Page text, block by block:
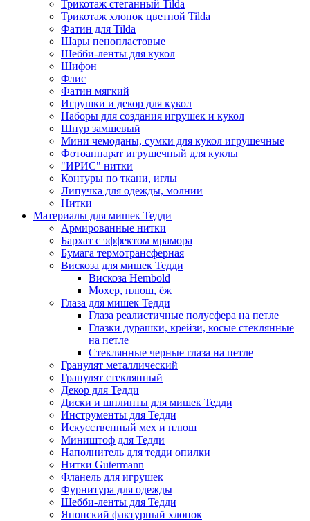
Трикотаж стеганный Tilda
Трикотаж хлопок цветной Tilda
Фатин для Tilda
Шары пенопластовые
Шебби-ленты для кукол
Шифон
Флис
Фатин мягкий
Игрушки и декор для кукол
Наборы для создания игрушек и кукол
Шнур замшевый
Мини чемоданы, сумки для кукол игрушечные
Фотоаппарат игрушечный для куклы
"ИРИС" нитки
Контуры по ткани, иглы
Липучка для одежды, молнии
Нитки
Материалы для мишек Тедди
Армированные нитки
Бархат с эффектом мрамора
Бумага термотрансферная
Вискоза для мишек Тедди
Вискоза Hembold
Мохер, плюш, ёж
Глаза для мишек Тедди
Глаза реалистичные полусфера на петле
Глазки дурашки, крейзи, косые стеклянные
на петле
Стеклянные черные глаза на петле
Гранулят металлический
Гранулят стеклянный
Декор для Тедди
Диски и шплинты для мишек Тедди
Инструменты для Тедди
Искусственный мех и плюш
Миништоф для Тедди
Наполнитель для тедди опилки
Нитки Gutermann
Фланель для игрушек
Фурнитура для одежды
Шебби-ленты для Тедди
Японский фактурный хлопок